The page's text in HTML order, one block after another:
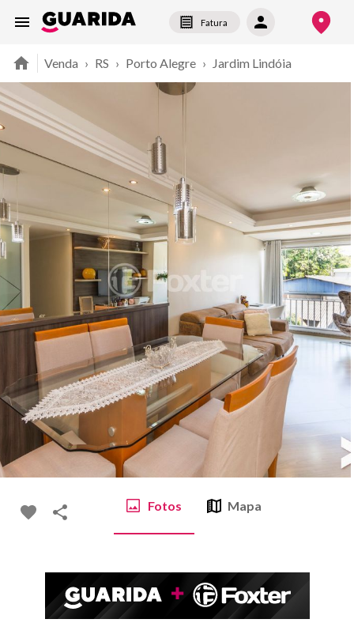
Fatura
Venda › RS › Porto Alegre › Jardim Lindóia
Fotos Mapa